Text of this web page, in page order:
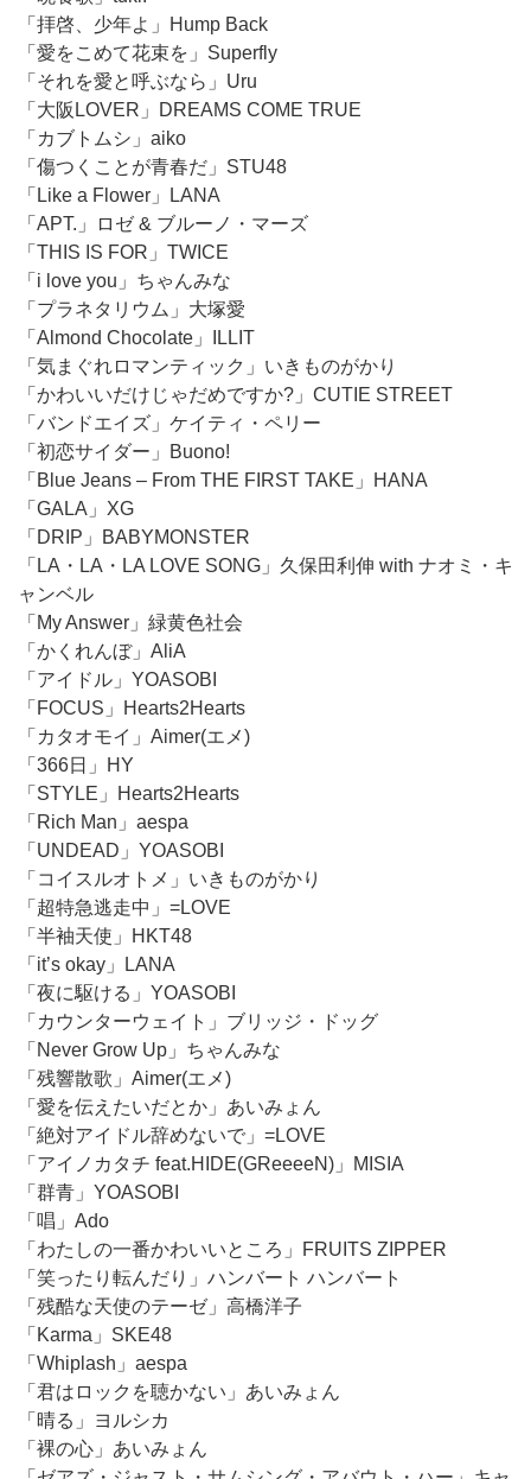
「拝啓、少年よ」Hump Back
「愛をこめて花束を」Superfly
「それを愛と呼ぶなら」Uru
「大阪LOVER」DREAMS COME TRUE
「カブトムシ」aiko
「傷つくことが青春だ」STU48
「Like a Flower」LANA
「APT.」ロゼ & ブルーノ・マーズ
「THIS IS FOR」TWICE
「i love you」ちゃんみな
「プラネタリウム」大塚愛
「Almond Chocolate」ILLIT
「気まぐれロマンティック」いきものがかり
「かわいいだけじゃだめですか?」CUTIE STREET
「バンドエイズ」ケイティ・ペリー
「初恋サイダー」Buono!
「Blue Jeans – From THE FIRST TAKE」HANA
「GALA」XG
「DRIP」BABYMONSTER
「LA・LA・LA LOVE SONG」久保田利伸 with ナオミ・キ
ャンベル
「My Answer」緑黄色社会
「かくれんぼ」AliA
「アイドル」YOASOBI
「FOCUS」Hearts2Hearts
「カタオモイ」Aimer(エメ)
「366日」HY
「STYLE」Hearts2Hearts
「Rich Man」aespa
「UNDEAD」YOASOBI
「コイスルオトメ」いきものがかり
「超特急逃走中」=LOVE
「半袖天使」HKT48
「it’s okay」LANA
「夜に駆ける」YOASOBI
「カウンターウェイト」ブリッジ・ドッグ
「Never Grow Up」ちゃんみな
「残響散歌」Aimer(エメ)
「愛を伝えたいだとか」あいみょん
「絶対アイドル辞めないで」=LOVE
「アイノカタチ feat.HIDE(GReeeeN)」MISIA
「群青」YOASOBI
「唱」Ado
「わたしの一番かわいいところ」FRUITS ZIPPER
「笑ったり転んだり」ハンバート ハンバート
「残酷な天使のテーゼ」高橋洋子
「Karma」SKE48
「Whiplash」aespa
「君はロックを聴かない」あいみょん
「晴る」ヨルシカ
「裸の心」あいみょん